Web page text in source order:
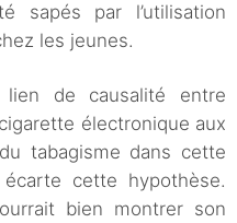
sapés par l’utilisation
les jeunes.
de causalité entre
électronique aux
tabagisme dans cette
cette hypothèse.
bien montrer son